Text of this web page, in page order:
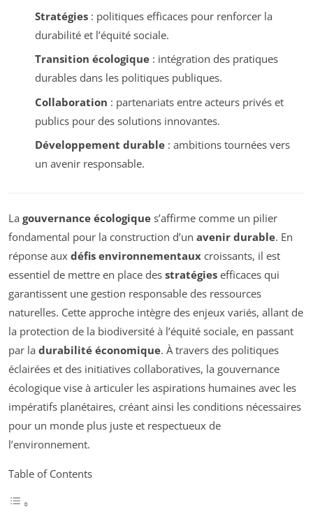
Stratégies: politiques efficaces pour renforcer la
durabilité et l’équité sociale.
Transition écologique: intégration des pratiques
durables dans les politiques publiques.
Collaboration : partenariats entre acteurs privés et
publics pour des solutions innovantes.
Développement durable: ambitions tournées vers
un avenir responsable.
La gouvernance écologique s’affirme comme un pilier
fondamental pour la construction d’un avenir durable. En
réponse aux défis environnementaux croissants, il est
essentiel de mettre en place des stratégies efficaces qui
garantissent une gestion responsable des ressources
naturelles. Cette approche intègre des enjeux variés, allant de
la protection de la biodiversité à l’équité sociale, en passant
par la durabilité économique. À travers des politiques
éclairées et des initiatives collaboratives, la gouvernance
écologique vise à articuler les aspirations humaines avec les
impératifs planétaires, créant ainsi les conditions nécessaires
pour un monde plus juste et respectueux de
l’environnement.
Table of Contents